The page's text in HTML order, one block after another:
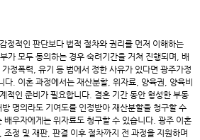
정적인 판단보다 법적 절차와 권리를 먼저 이해하는
가 모두 동의하는 경우 숙려기간을 거쳐 진행되며, 배
정폭력, 유기 등 법에서 정한 사유가 있다면 광주가정
다. 이혼 과정에서는 재산분할, 위자료, 양육권, 양육비
적인 준비가 필요합니다. 결혼 기간 동안 형성한 부동
명의라도 기여도를 인정받아 재산분할을 청구할 수
배우자에게는 위자료도 청구할 수 있습니다. 광주 이혼
정 및 재판, 판결 이후 절차까지 전 과정을 지원하며